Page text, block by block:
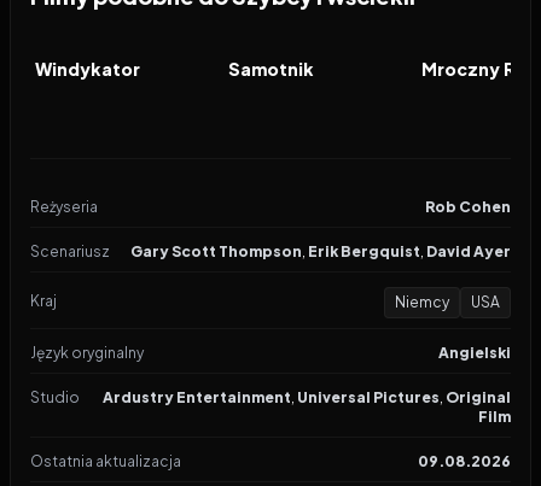
FILM
Windykator FILM
Samotnik FILM
Mroczny
Reżyseria Rob Cohen
Scenariusz Gary Scott Thompson, Erik Bergquist, David Ayer
Kraj Niemcy USA
Język oryginalny Angielski
Studio Ardustry Entertainment, Universal Pictures, Original
Film
Ostatnia aktualizacja 09.08.2026